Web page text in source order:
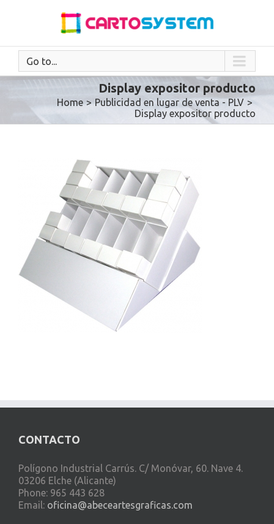
Go to...
Display expositor producto
Home > Publicidad en lugar de venta - PLV >
Display expositor producto
CONTACTO
Polígono Industrial Carrús. C/ Monóvar, 60. Nave 4.
03206 Elche (Alicante)
Phone: 965 443 628
Email: oficina@abeceartesgraficas.com